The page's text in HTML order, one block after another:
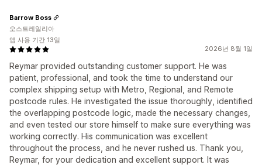
2026년 8월 1일
Reymar provided outstanding customer support. He was
patient, professional, and took the time to understand our
complex shipping setup with Metro, Regional, and Remote
postcode rules. He investigated the issue thoroughly, identified
the overlapping postcode logic, made the necessary changes,
and even tested our store himself to make sure everything was
working correctly. His communication was excellent
throughout the process, and he never rushed us. Thank you,
Reymar, for your dedication and excellent support. It was
Barrow Boss
오스트레일리아
앱 사용 기간 13일